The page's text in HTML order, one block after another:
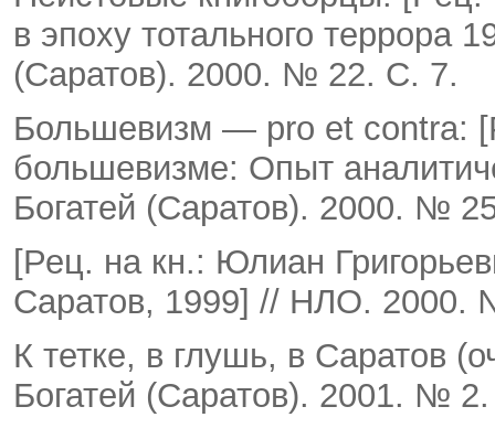
в эпоху тотального террора
(Саратов). 2000. № 22. С. 7.
Большевизм — pro et contra:
большевизме: Опыт
Богатей (Саратов). 2000. №
[Рец. на кн.: Юлиан
Саратов, 1999] // НЛО.
К тетке, в глушь, в Саратов
Богатей (Саратов). 2001. №